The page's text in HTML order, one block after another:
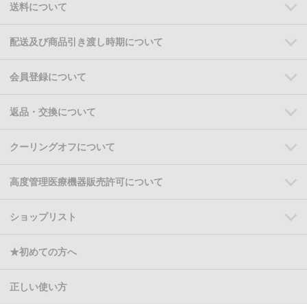
送料について
配送及び商品引き渡し時期について
会員登録について
返品・交換について
クーリングオフについて
高度管理医療機器販売許可について
ショップリスト
★初めての方へ
正しい使い方